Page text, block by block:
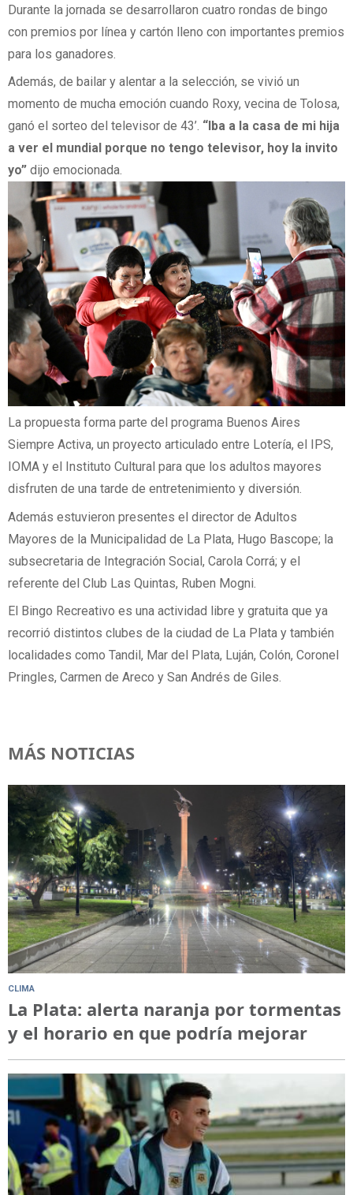
Durante la jornada se desarrollaron cuatro rondas de bingo
con premios por línea y cartón lleno con importantes premios
para los ganadores.
Además, de bailar y alentar a la selección, se vivió un
momento de mucha emoción cuando Roxy, vecina de Tolosa,
ganó el sorteo del televisor de 43’. “Iba a la casa de mi hija
a ver el mundial porque no tengo televisor, hoy la invito
yo” dijo emocionada.
La propuesta forma parte del programa Buenos Aires
Siempre Activa, un proyecto articulado entre Lotería, el IPS,
IOMA y el Instituto Cultural para que los adultos mayores
disfruten de una tarde de entretenimiento y diversión.
Además estuvieron presentes el director de Adultos
Mayores de la Municipalidad de La Plata, Hugo Bascope; la
subsecretaria de Integración Social, Carola Corrá; y el
referente del Club Las Quintas, Ruben Mogni.
El Bingo Recreativo es una actividad libre y gratuita que ya
recorrió distintos clubes de la ciudad de La Plata y también
localidades como Tandil, Mar del Plata, Luján, Colón, Coronel
Pringles, Carmen de Areco y San Andrés de Giles.
MÁS NOTICIAS
CLIMA
La Plata: alerta naranja por tormentas
y el horario en que podría mejorar